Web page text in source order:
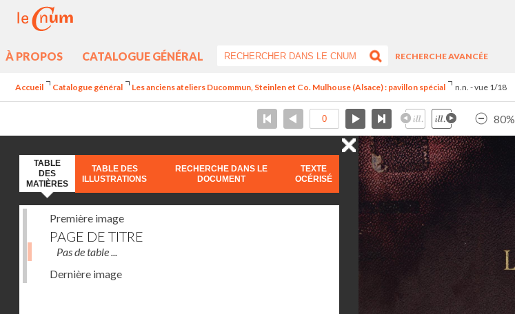
À PROPOS CATALOGUE GÉNÉRAL
RECHERCHE AVANCÉE
Accueil Catalogue général Les anciens ateliers Ducommun, Steinlen et Co. Mulhouse (Alsace) : pavillon spécial n.n. - vue 1/18
80%
TABLE
DES
MATIÈRES
TABLE DES
ILLUSTRATIONS
RECHERCHE DANS LE
DOCUMENT
TEXTE
OCÉRISÉ
Première image
PAGE DE TITRE
Pas de table ...
Dernière image